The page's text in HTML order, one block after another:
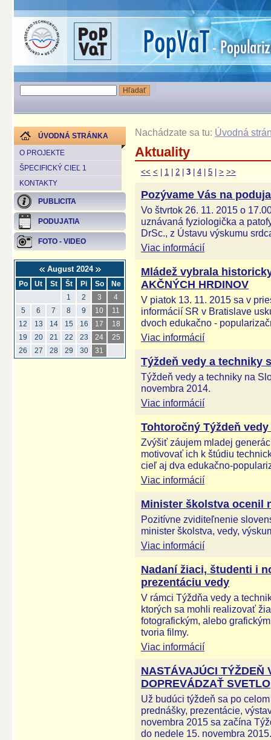
ÚVODNÁ STRÁNKA
O PROJEKTE
ŠPECIFICKÝ CIEĽ 1
KONTAKTY
PUBLICITA
PODUJATIA
FOTO - VIDEO
August 2024
Po Ut St Št Pi So
Ne
1
2 3
4
5
6 7 8 9 10
11
12
13 14 15 16 17
18
19
20 21 22 23 24
25
26
27 28 29 30 31
Nachádzate sa tu: Úvodná
Aktuality
<< < 1 2 3 4 5 > >>
Pozývame Vás na
Vo štvrtok 26. 11. 2015 o
uznávaná fyziologička a
DrSc., z Ústavu výskumu
Viac informácií
Mládež vybrala
AKČNÝCH HRDINOV
V piatok 13. 11. 2015 sa v
informácií SR v Bratislave
dvoch edukačno -
Viac informácií
Týždeň vedy a techniky
Týždeň vedy a techniky na
novembra 2014.
Viac informácií
Tohtoročný Týždeň
Zvýšiť záujem mladej
motivovať ich k štúdiu
cieľ aj dva edukačno-
Viac informácií
Minister školstva ocenil
Pozitívne zviditeľnenie
minister školstva, vedy,
Viac informácií
Nadaní žiaci, študenti i
prezentáciu vedy
V rámci Týždňa vedy a
ktorých sa mohli realizovať
fotografickým, alebo
tvoria filmy.
Viac informácií
NASTÁVAJÚCI TÝŽDEŇ
DOPREVÁDZAŤ SVETLO
Už budúci týždeň sa po
prednášky, prezentácie,
novembra 2015 sa začína
do nedele 15. novembra 2015.